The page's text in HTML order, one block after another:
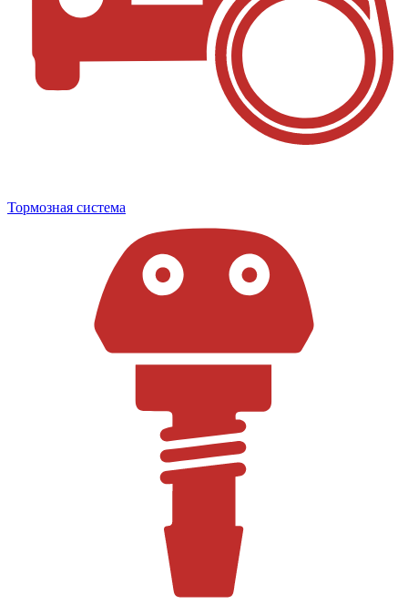
Тормозная система